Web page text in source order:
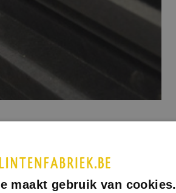
SPECIFICATIES
wel MDF V313 genoemd. Wij bieden
maakt gebruik van cookies.